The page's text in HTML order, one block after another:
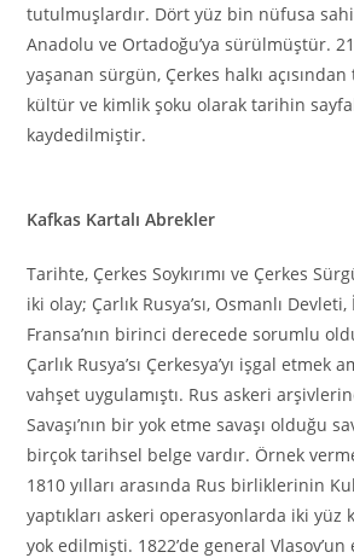
tutulmuşlardır. Dört yüz bin nüfusa
Anadolu ve Ortadoğu’ya sürülmüştür. 21
yaşanan sürgün, Çerkes halkı
kültür ve kimlik şoku olarak tarihin
kaydedilmiştir.
Kafkas Kartalı Abrekler
Tarihte, Çerkes Soykırımı ve Çerkes
iki olay; Çarlık Rusya’sı, Osmanlı
Fransa’nın birinci derecede sorumlu
Çarlık Rusya’sı Çerkesya’yı işgal etmek
vahşet uygulamıştı. Rus askeri
Savaşı’nın bir yok etme savaşı olduğu
birçok tarihsel belge vardır. Örnek
1810 yılları arasında Rus birliklerinin
yaptıkları askeri operasyonlarda iki yüz
yok edilmişti. 1822’de general